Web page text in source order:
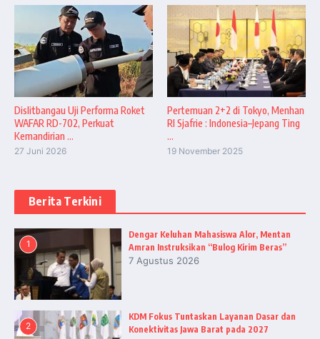
Dislitbangau Uji Performa Roket
WAFAR RD-702, Perkuat
Kemandirian ...
27 Juni 2026
Pertemuan 2+2 di Tokyo, Menhan
RI Sjafrie : Indonesia–Jepang Ting
...
19 November 2025
Berita Terkini
1
Dengar Keluhan Mahasiswa Alor, Mentan
Amran Instruksikan “Bulog Kirim Beras”
7 Agustus 2026
2
KDM Fokus Tuntaskan Layanan Dasar dan
Konektivitas Jawa Barat pada 2027